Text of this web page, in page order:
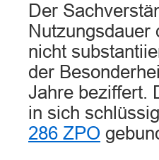
Der
nicht
der
Jahre beziffert.
in sich
286 ZPO